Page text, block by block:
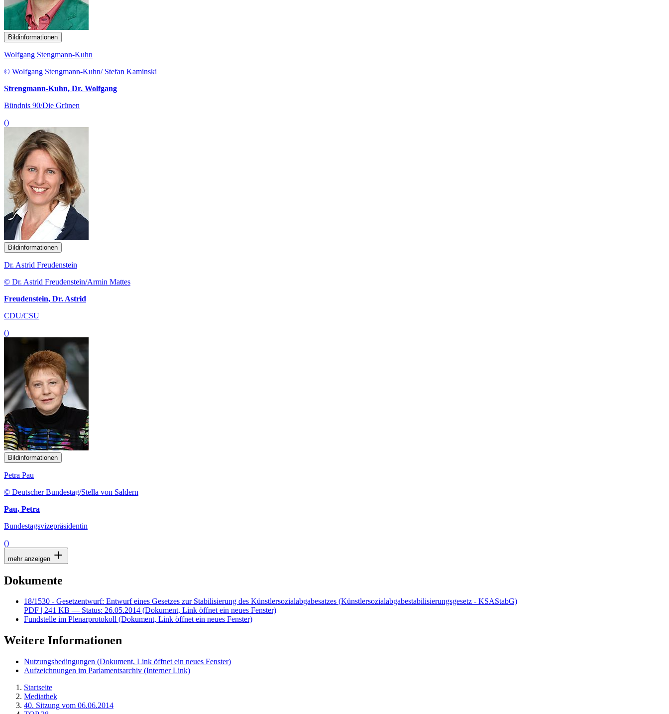
Bildinformationen
Wolfgang Stengmann-Kuhn
© Wolfgang Stengmann-Kuhn/ Stefan Kaminski
Strengmann-Kuhn, Dr. Wolfgang
Bündnis 90/Die Grünen
()
Bildinformationen
Dr. Astrid Freudenstein
© Dr. Astrid Freudenstein/Armin Mattes
Freudenstein, Dr. Astrid
CDU/CSU
()
Bildinformationen
Petra Pau
© Deutscher Bundestag/Stella von Saldern
Pau, Petra
Bundestagsvizepräsidentin
()
mehr anzeigen
Dokumente
18/1530 - Gesetzentwurf: Entwurf eines Gesetzes zur Stabilisierung des Künstlersozialabgabesatzes (Künstlersozialabgabestabilisierungsgesetz - KSAStabG)
PDF | 241 KB — Status: 26.05.2014 (Dokument, Link öffnet ein neues Fenster)
Fundstelle im Plenarprotokoll (Dokument, Link öffnet ein neues Fenster)
Weitere Informationen
Nutzungsbedingungen (Dokument, Link öffnet ein neues Fenster)
Aufzeichnungen im Parlamentsarchiv (Interner Link)
Startseite
Mediathek
40. Sitzung vom 06.06.2014